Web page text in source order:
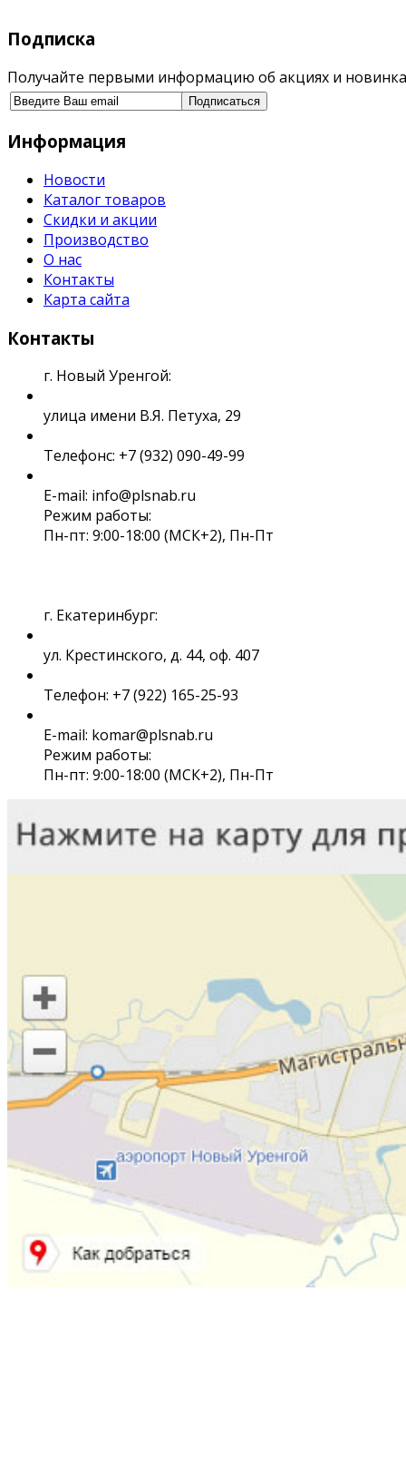
Подписка
Получайте первыми информацию об акциях и
Информация
Новости
Каталог товаров
Скидки и акции
Производство
О нас
Контакты
Карта сайта
Контакты
г. Новый Уренгой:
улица имени В.Я. Петуха, 29
Телефонс: +7 (932) 090-49-99
E-mail: info@plsnab.ru
Режим работы:
Пн-пт: 9:00-18:00 (МСК+2), Пн-Пт
г. Екатеринбург:
ул. Крестинского, д. 44, оф. 407
Телефон: +7 (922) 165-25-93
E-mail: komar@plsnab.ru
Режим работы:
Пн-пт: 9:00-18:00 (МСК+2), Пн-Пт